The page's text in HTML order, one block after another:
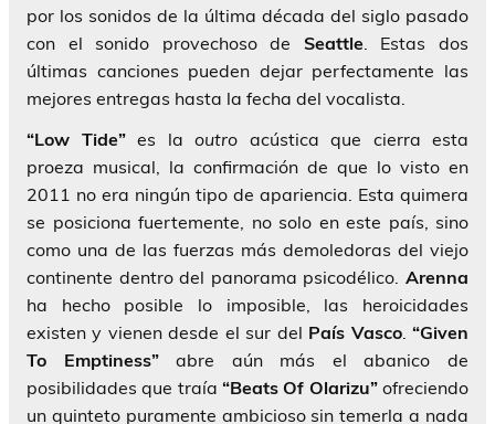
por los sonidos de la última década del siglo pasado
con el sonido provechoso de Seattle. Estas dos
últimas canciones pueden dejar perfectamente las
mejores entregas hasta la fecha del vocalista.
“Low Tide”es la outro acústica que cierra esta
proeza musical, la confirmación de que lo visto en
2011 no era ningún tipo de apariencia. Esta quimera
se posiciona fuertemente, no solo en este país, sino
como una de las fuerzas más demoledoras del viejo
continente dentro del panorama psicodélico. Arenna
ha hecho posible lo imposible, las heroicidades
existen y vienen desde el sur del País Vasco.“Given
To Emptiness”abre aún más el abanico de
posibilidades que traía “Beats Of Olarizu”ofreciendo
un quinteto puramente ambicioso sin temerla a nada